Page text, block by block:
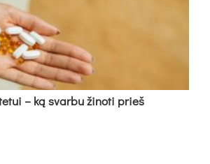
– ką svarbu žinoti prieš